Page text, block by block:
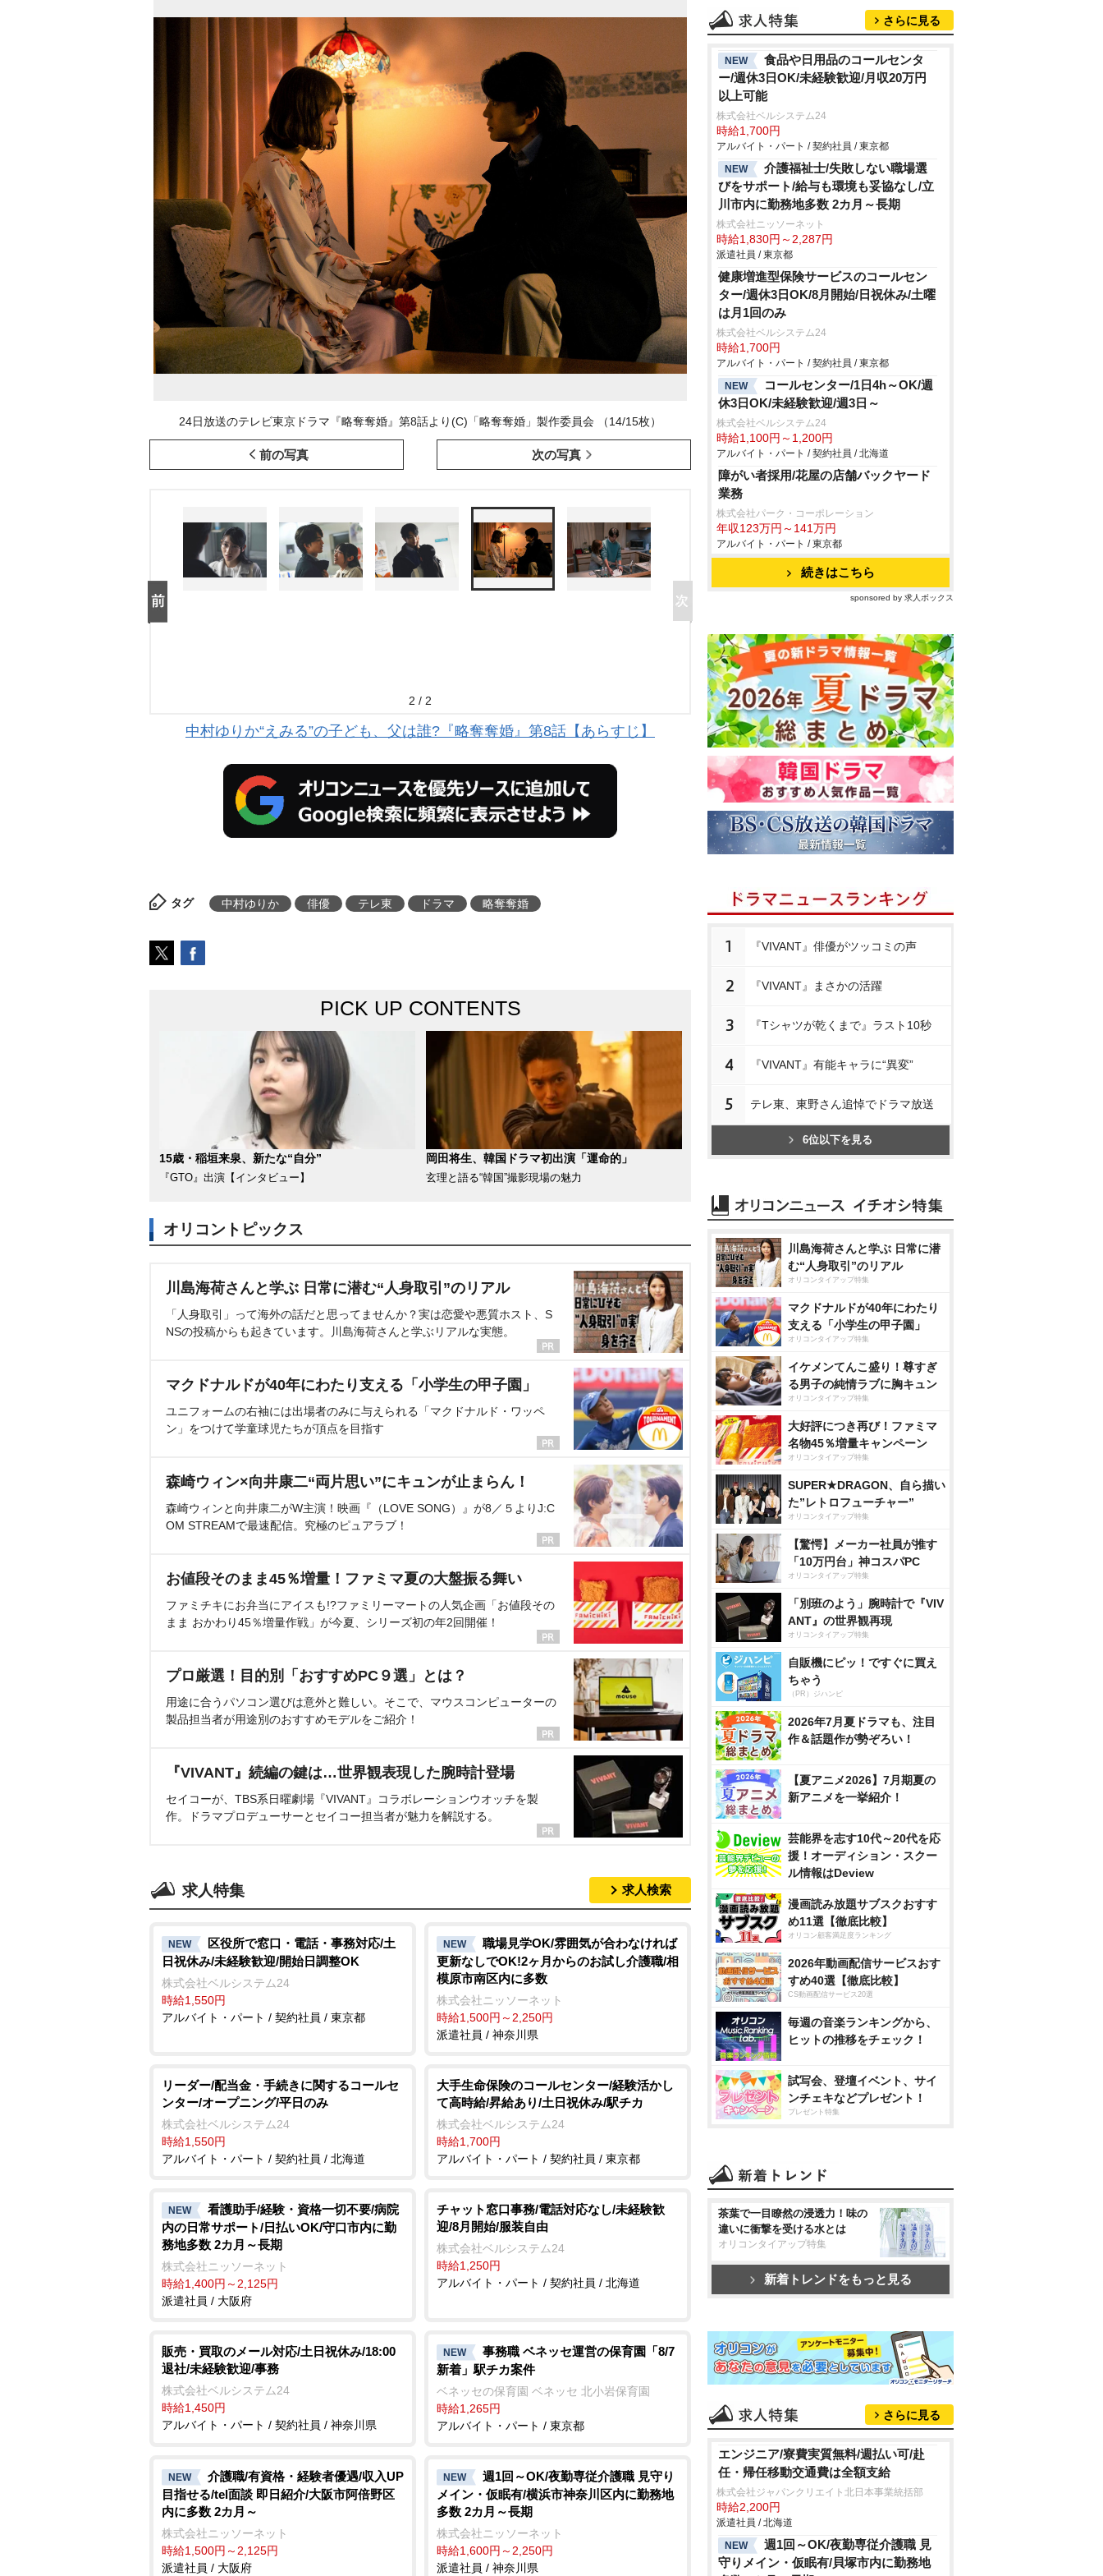
24日放送のテレビ東京ドラマ『略奪奪婚』第8話より(C)「略奪奪婚」製作委員会 （14/15枚）
前の写真 次の写真
2 / 2
中村ゆりか“えみる”の子ども、父は誰?『略奪奪婚』第8話【あらすじ】
タグ 中村ゆりか 俳優 テレ東 ドラマ 略奪奪婚
PICK UP CONTENTS
15歳・稲垣来泉、新たな“自分”
『GTO』出演【インタビュー】
岡田将生、韓国ドラマ初出演「運命的」
玄理と語る“韓国”撮影現場の魅力
オリコントピックス
川島海荷さんと学ぶ 日常に潜む“人身取引”のリアル
「人身取引」って海外の話だと思ってませんか？実は恋愛や悪質ホスト、S
NSの投稿からも起きています。川島海荷さんと学ぶリアルな実態。
マクドナルドが40年にわたり支える「小学生の甲子園」
ユニフォームの右袖には出場者のみに与えられる「マクドナルド・ワッペ
ン」をつけて学童球児たちが頂点を目指す
森崎ウィン×向井康二“両片思い”にキュンが止まらん！
森崎ウィンと向井康二がW主演！映画『（LOVE SONG）』が8／５よりJ:C
OM STREAMで最速配信。究極のピュアラブ！
お値段そのまま45％増量！ファミマ夏の大盤振る舞い
ファミチキにお弁当にアイスも!?ファミリーマートの人気企画「お値段その
まま おかわり45％増量作戦」が今夏、シリーズ初の年2回開催！
プロ厳選！目的別「おすすめPC９選」とは？
用途に合うパソコン選びは意外と難しい。そこで、マウスコンピューターの
製品担当者が用途別のおすすめモデルをご紹介！
『VIVANT』続編の鍵は…世界観表現した腕時計登場
セイコーが、TBS系日曜劇場『VIVANT』コラボレーションウオッチを製
作。ドラマプロデューサーとセイコー担当者が魅力を解説する。
求人特集 求人検索
NEW
区役所で窓口・電話・事務対応/土
日祝休み/未経験歓迎/開始日調整OK
株式会社ベルシステム24
時給1,550円
アルバイト・パート / 契約社員 / 東京都
NEW
職場見学OK/雰囲気が合わなければ
更新なしでOK!2ヶ月からのお試し介護職/相
模原市南区内に多数
株式会社ニッソーネット
時給1,500円～2,250円
派遣社員 / 神奈川県
リーダー/配当金・手続きに関するコールセ
ンター/オープニング/平日のみ
株式会社ベルシステム24
時給1,550円
アルバイト・パート / 契約社員 / 北海道
大手生命保険のコールセンター/経験活かし
て高時給/昇給あり/土日祝休み/駅チカ
株式会社ベルシステム24
時給1,700円
アルバイト・パート / 契約社員 / 東京都
NEW
看護助手/経験・資格一切不要/病院
内の日常サポート/日払いOK/守口市内に勤
務地多数 2カ月～長期
株式会社ニッソーネット
時給1,400円～2,125円
派遣社員 / 大阪府
チャット窓口事務/電話対応なし/未経験歓
迎/8月開始/服装自由
株式会社ベルシステム24
時給1,250円
アルバイト・パート / 契約社員 / 北海道
販売・買取のメール対応/土日祝休み/18:00
退社/未経験歓迎/事務
株式会社ベルシステム24
時給1,450円
アルバイト・パート / 契約社員 / 神奈川県
NEW
事務職 ベネッセ運営の保育園「8/7
新着」駅チカ案件
ベネッセの保育園 ベネッセ 北小岩保育園
時給1,265円
アルバイト・パート / 東京都
NEW
介護職/有資格・経験者優遇/収入UP
目指せる/tel面談 即日紹介/大阪市阿倍野区
内に多数 2カ月～
株式会社ニッソーネット
時給1,500円～2,125円
派遣社員 / 大阪府
NEW
週1回～OK/夜勤専従介護職 見守り
メイン・仮眠有/横浜市神奈川区内に勤務地
多数 2カ月～長期
株式会社ニッソーネット
時給1,600円～2,250円
派遣社員 / 神奈川県
さらに見る
NEW
食品や日用品のコールセンタ
ー/週休3日OK/未経験歓迎/月収20万円
以上可能
株式会社ベルシステム24
時給1,700円
アルバイト・パート / 契約社員 / 東京都
NEW
介護福祉士/失敗しない職場選
びをサポート/給与も環境も妥協なし/立
川市内に勤務地多数 2カ月～長期
株式会社ニッソーネット
時給1,830円～2,287円
派遣社員 / 東京都
健康増進型保険サービスのコールセン
ター/週休3日OK/8月開始/日祝休み/土曜
は月1回のみ
株式会社ベルシステム24
時給1,700円
アルバイト・パート / 契約社員 / 東京都
NEW
コールセンター/1日4h～OK/週
休3日OK/未経験歓迎/週3日～
株式会社ベルシステム24
時給1,100円～1,200円
アルバイト・パート / 契約社員 / 北海道
障がい者採用/花屋の店舗バックヤード
業務
株式会社パーク・コーポレーション
年収123万円～141万円
アルバイト・パート / 東京都
続きはこちら
sponsored by 求人ボックス
1 『VIVANT』俳優がツッコミの声
2 『VIVANT』まさかの活躍
3 『Tシャツが乾くまで』ラスト10秒
4 『VIVANT』有能キャラに“異変”
5 テレ東、東野さん追悼でドラマ放送
6位以下を見る
川島海荷さんと学ぶ 日常に潜
む“人身取引”のリアル
オリコンタイアップ特集
マクドナルドが40年にわたり
支える「小学生の甲子園」
オリコンタイアップ特集
イケメンてんこ盛り！尊すぎ
る男子の純情ラブに胸キュン
オリコンタイアップ特集
大好評につき再び！ファミマ
名物45％増量キャンペーン
オリコンタイアップ特集
SUPER★DRAGON、自ら描い
た”レトロフューチャー”
オリコンタイアップ特集
【驚愕】メーカー社員が推す
「10万円台」神コスパPC
オリコンタイアップ特集
「別班のよう」腕時計で『VIV
ANT』の世界観再現
オリコンタイアップ特集
自販機にピッ！ですぐに買え
ちゃう
（PR）ジハンピ
2026年7月夏ドラマも、注目
作＆話題作が勢ぞろい！
【夏アニメ2026】7月期夏の
新アニメを一挙紹介！
芸能界を志す10代～20代を応
援！オーディション・スクー
ル情報はDeview
漫画読み放題サブスクおすす
め11選【徹底比較】
オリコン顧客満足度ランキング
2026年動画配信サービスおす
すめ40選【徹底比較】
CS動画配信サービス20選
毎週の音楽ランキングから、
ヒットの推移をチェック！
試写会、登壇イベント、サイ
ンチェキなどプレゼント！
プレゼント特集
茶葉で一目瞭然の浸透力！味の
違いに衝撃を受ける水とは
オリコンタイアップ特集
新着トレンドをもっと見る
さらに見る
エンジニア/寮費実質無料/週払い可/赴
任・帰任移動交通費は全額支給
株式会社ジャパンクリエイト北日本事業統括部
時給2,200円
派遣社員 / 北海道
NEW
週1回～OK/夜勤専従介護職 見
守りメイン・仮眠有/貝塚市内に勤務地